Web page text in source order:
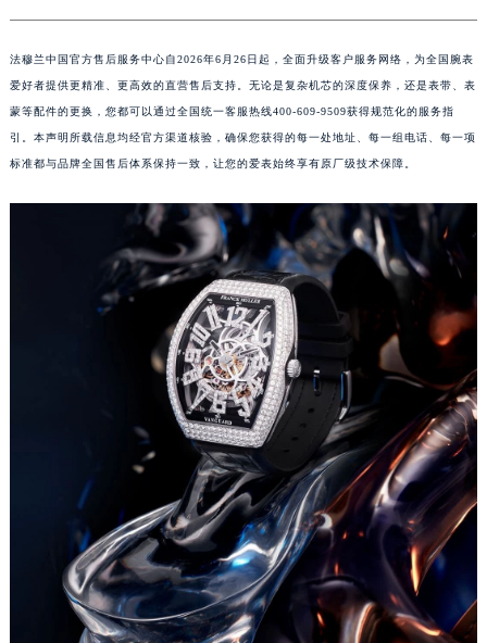
法穆兰中国官方售后服务中心自2026年6月26日起，全面升级客户服务网络，为全国腕表
爱好者提供更精准、更高效的直营售后支持。无论是复杂机芯的深度保养，还是表带、表
蒙等配件的更换，您都可以通过全国统一客服热线400-609-9509获得规范化的服务指
引。本声明所载信息均经官方渠道核验，确保您获得的每一处地址、每一组电话、每一项
标准都与品牌全国售后体系保持一致，让您的爱表始终享有原厂级技术保障。